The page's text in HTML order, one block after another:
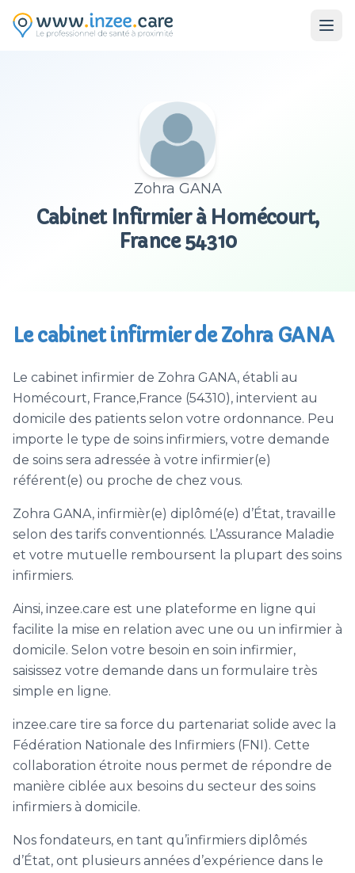
Zohra GANA
Cabinet Infirmier à Homécourt,
France 54310
Le cabinet infirmier de Zohra GANA
Le cabinet infirmier de Zohra GANA, établi au
Homécourt, France,France (54310), intervient au
domicile des patients selon votre ordonnance. Peu
importe le type de soins infirmiers, votre demande
de soins sera adressée à votre infirmier(e)
référent(e) ou proche de chez vous.
Zohra GANA, infirmièr(e) diplômé(e) d’État, travaille
selon des tarifs conventionnés. L’Assurance Maladie
et votre mutuelle remboursent la plupart des soins
infirmiers.
Ainsi, inzee.care est une plateforme en ligne qui
facilite la mise en relation avec une ou un infirmier à
domicile. Selon votre besoin en soin infirmier,
saisissez votre demande dans un formulaire très
simple en ligne.
inzee.care tire sa force du partenariat solide avec la
Fédération Nationale des Infirmiers (FNI). Cette
collaboration étroite nous permet de répondre de
manière ciblée aux besoins du secteur des soins
infirmiers à domicile.
Nos fondateurs, en tant qu’infirmiers diplômés
d’État, ont plusieurs années d’expérience dans le